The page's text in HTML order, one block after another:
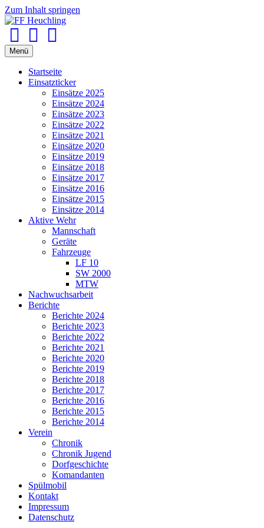
Zum Inhalt springen
Menü
Startseite
Einsatzticker
Einsätze 2025
Einsätze 2024
Einsätze 2023
Einsätze 2022
Einsätze 2021
Einsätze 2020
Einsätze 2019
Einsätze 2018
Einsätze 2017
Einsätze 2016
Einsätze 2015
Einsätze 2014
Aktive Wehr
Mannschaft
Geräte
Fahrzeuge
LF 10
SW 2000
MTW
Nachwuchsarbeit
Berichte
Berichte 2024
Berichte 2023
Berichte 2022
Berichte 2021
Berichte 2020
Berichte 2019
Berichte 2018
Berichte 2017
Berichte 2016
Berichte 2015
Berichte 2014
Verein
Chronik
Chronik Jugend
Dorfgeschichte
Komandanten
Spülmobil
Kontakt
Impressum
Datenschutz